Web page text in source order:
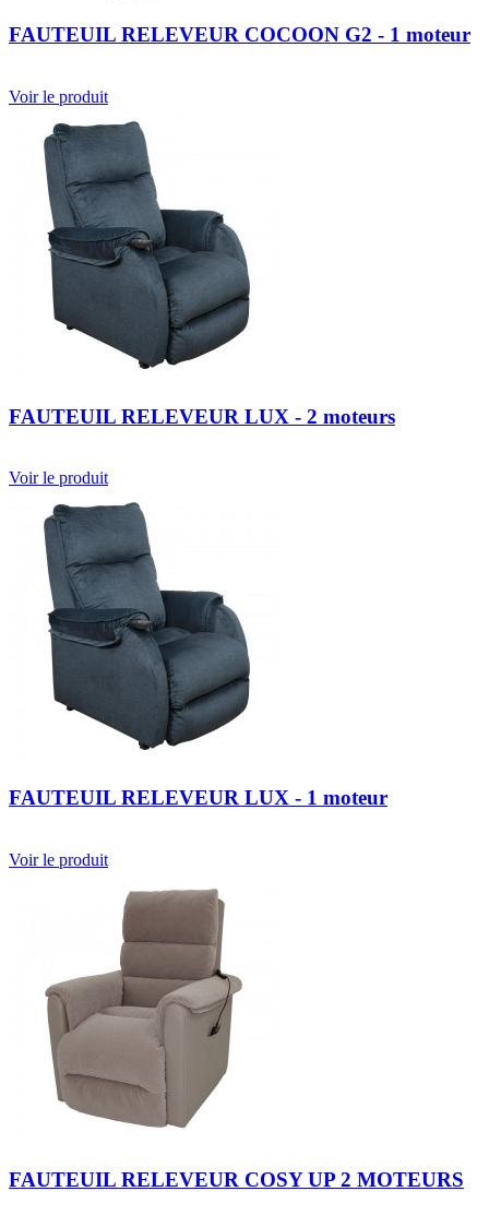
FAUTEUIL RELEVEUR COCOON G2 - 1 moteur
Voir le produit
FAUTEUIL RELEVEUR LUX - 2 moteurs
Voir le produit
FAUTEUIL RELEVEUR LUX - 1 moteur
Voir le produit
FAUTEUIL RELEVEUR COSY UP 2 MOTEURS